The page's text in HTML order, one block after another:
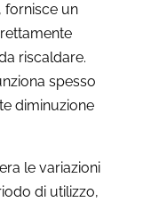
fornisce un
riscaldare.
spesso
diminuzione
le variazioni
di utilizzo,